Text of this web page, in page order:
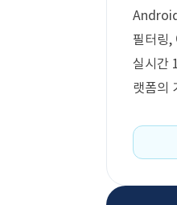
필터링,
실시간
랫폼의